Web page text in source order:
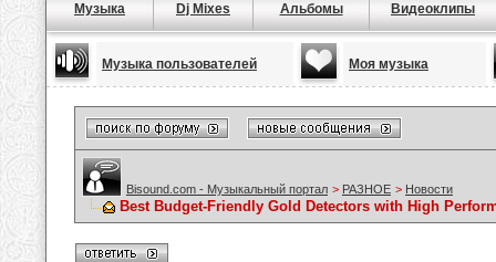
Музыка Dj Mixes Альбомы Видеоклипы
Музыка пользователей Моя музыка
Bisound.com - Музыкальный портал > РАЗНОЕ > Новости
Best Budget-Friendly Gold Detectors with High